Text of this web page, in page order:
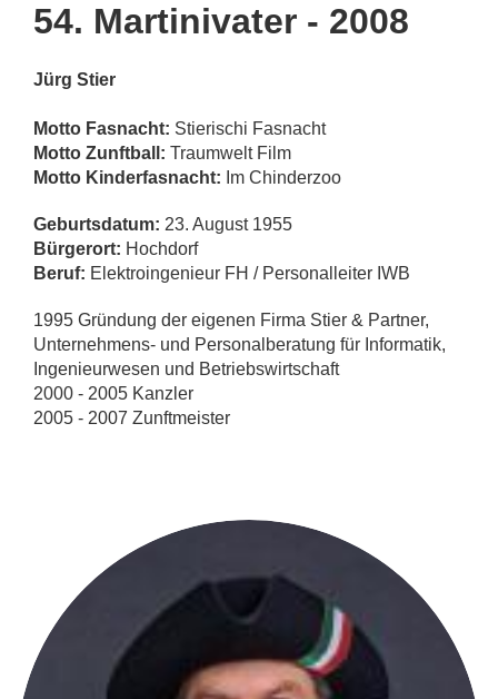
54. Martinivater - 2008
Jürg Stier
Motto Fasnacht: Stierischi Fasnacht
Motto Zunftball: Traumwelt Film
Motto Kinderfasnacht: Im Chinderzoo
Geburtsdatum: 23. August 1955
Bürgerort: Hochdorf
Beruf: Elektroingenieur FH / Personalleiter IWB
1995 Gründung der eigenen Firma Stier & Partner,
Unternehmens- und Personalberatung für Informatik,
Ingenieurwesen und Betriebswirtschaft
2000 - 2005 Kanzler
2005 - 2007 Zunftmeister